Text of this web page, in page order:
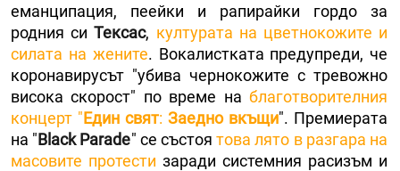
еманципация, пеейки и рапирайки гордо за
родния сиТексас, културата на цветнокожите и
силата на жените. Вокалистката предупреди, че
коронавирусът "убива чернокожите с тревожно
висока скорост" по време на благотворителния
концерт "Един свят: Заедно вкъщи". Премиерата
на "Black Parade" се състоятова лято в разгара на
масовите протестизаради системния расизъм и